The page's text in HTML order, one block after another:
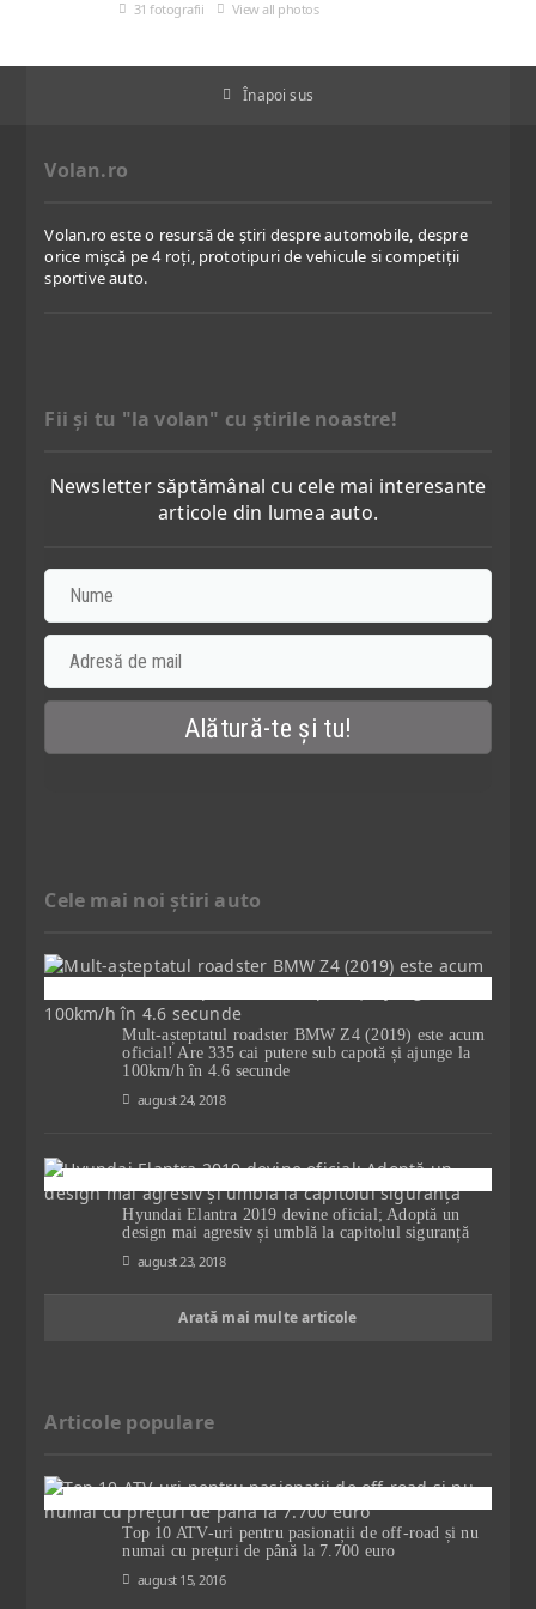
31 fotografii View all photos
Înapoi sus
Volan.ro
Volan.ro este o resursă de știri despre automobile, despre
orice mișcă pe 4 roți, prototipuri de vehicule si competiții
sportive auto.
Fii şi tu "la volan" cu ştirile noastre!
Newsletter săptămânal cu cele mai interesante
articole din lumea auto.
Cele mai noi știri auto
Mult-așteptatul roadster BMW Z4 (2019) este acum
oficial! Are 335 cai putere sub capotă și ajunge la
100km/h în 4.6 secunde
august 24, 2018
Hyundai Elantra 2019 devine oficial; Adoptă un
design mai agresiv și umblă la capitolul siguranță
august 23, 2018
Arată mai multe articole
Articole populare
Top 10 ATV-uri pentru pasionații de off-road și nu
numai cu prețuri de până la 7.700 euro
august 15, 2016